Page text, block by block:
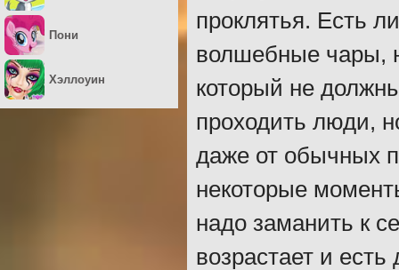
проклятья. Есть
волшебные чары,
который не
проходить люди,
даже от обычных
некоторые
надо заманить к
возрастает и
Пони
Хэллоуин